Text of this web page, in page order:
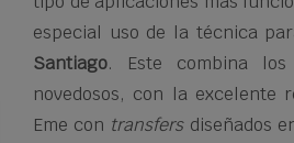
especial uso de la técnica
Santiago. Este combina
novedosos, con la excelente
Eme con transfersdiseñados